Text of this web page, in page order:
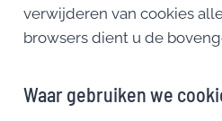
verwijderen van cookies
browsers dient u de
Waar gebruiken we